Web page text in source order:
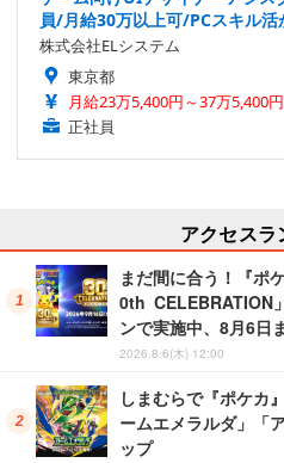
員/月給30万以上可/PCスキル活
株式会社ELシステム
東京都
月給23万5,400円～37万5,400円
正社員
アクセスラ
まだ間に合う！『ポ
0th CELEBRATION
ンで実施中、8月6日
2026.8.6(木) 12:00
しまむらで『ポケカ
ームエメラルダ」「
ップ